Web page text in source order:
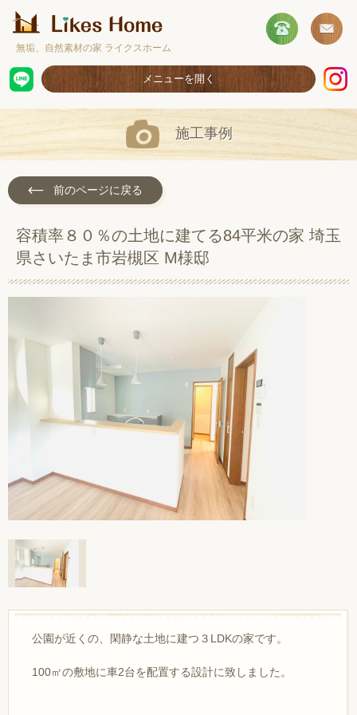
無垢、自然素材の家 ライクスホーム
メニューを開く
ホーム
コンセプト
施工事例
お客様の声
施工事例
前のページに戻る
容積率８０％の土地に建てる84平米の家 埼玉
県さいたま市岩槻区 M様邸
公園が近くの、閑静な土地に建つ３LDKの家です。
100㎡の敷地に車2台を配置する設計に致しました。